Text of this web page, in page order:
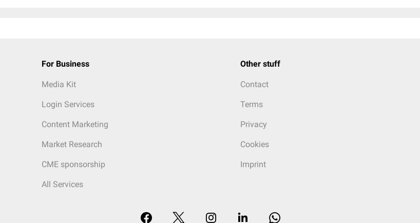
For Business
Media Kit
Login Services
Content Marketing
Market Research
CME sponsorship
All Services
Other stuff
Contact
Terms
Privacy
Cookies
Imprint